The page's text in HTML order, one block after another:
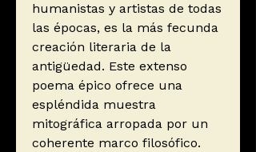
humanistas y artistas de todas
las épocas, es la más fecunda
creación literaria de la
antigüedad. Este extenso
poema épico ofrece una
espléndida muestra
mitográfica arropada por un
coherente marco filosófico.